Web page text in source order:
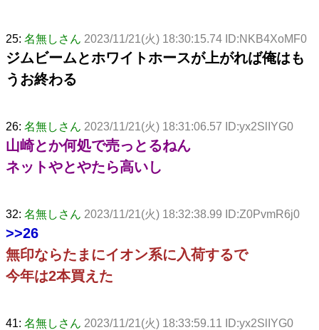
25: 名無しさん 2023/11/21(火) 18:30:15.74 ID:NKB4XoMF0
ジムビームとホワイトホースが上がれば俺はも
うお終わる
26: 名無しさん 2023/11/21(火) 18:31:06.57 ID:yx2SlIYG0
山崎とか何処で売っとるねん
ネットやとやたら高いし
32: 名無しさん 2023/11/21(火) 18:32:38.99 ID:Z0PvmR6j0
>>26
無印ならたまにイオン系に入荷するで
今年は2本買えた
41: 名無しさん 2023/11/21(火) 18:33:59.11 ID:yx2SlIYG0